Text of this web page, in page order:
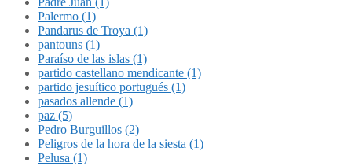
Palermo (1)
Pandarus de Troya (1)
pantouns (1)
Paraíso de las islas (1)
partido castellano mendicante (1)
partido jesuítico portugués (1)
pasados allende (1)
paz (5)
Pedro Burguillos (2)
Peligros de la hora de la siesta (1)
Pelusa (1)